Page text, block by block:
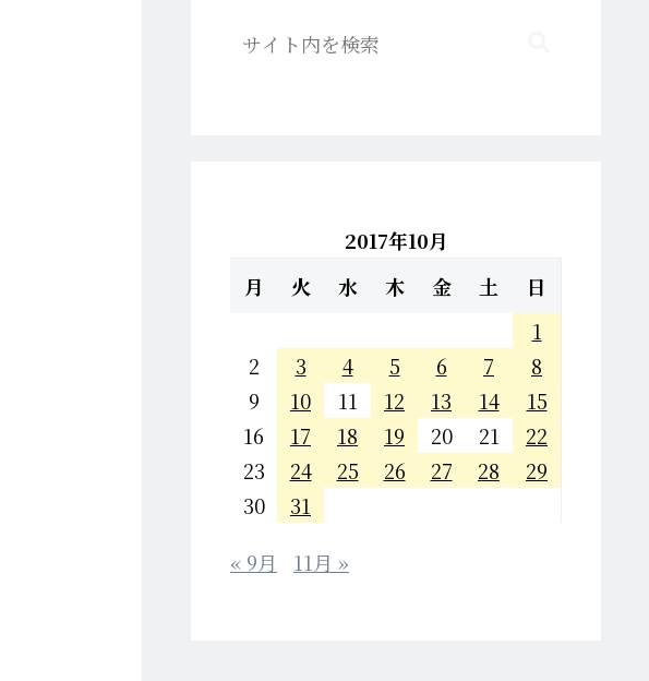
2017年10月
月
火 水 木 金 土
日
1
2
3 4 5 6 7
8
9
10 11 12 13 14
15
16
17 18 19 20 21
22
23
24 25 26 27 28
29
30
31
« 9月
11月 »